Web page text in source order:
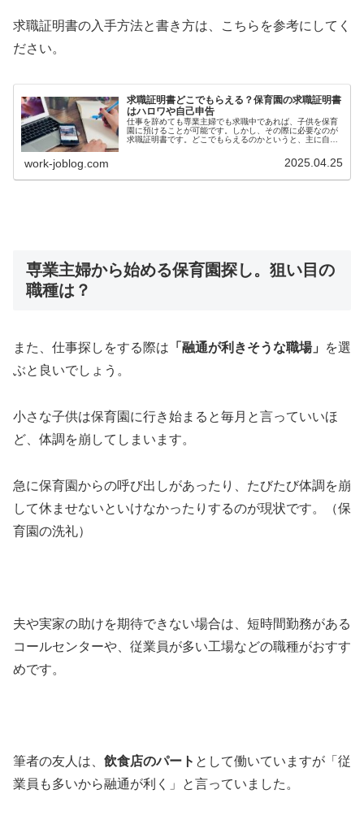
求職証明書の入手方法と書き方は、こちらを参考にしてく
ださい。
求職証明書どこでもらえる？保育園の求職証明書
はハロワや自己申告
仕事を辞めても専業主婦でも求職中であれば、子供を保育
園に預けることが可能です。しかし、その際に必要なのが
求職証明書です。どこでもらえるのかというと、主に自治
work-joblog.com 2025.04.25
専業主婦から始める保育園探し。狙い目の
職種は？
また、仕事探しをする際は 「融通が利きそうな職場」
を選
ぶと良いでしょう。
小さな子供は保育園に行き始まると毎月と言っていいほ
ど、体調を崩してしまいます。
急に保育園からの呼び出しがあったり、たびたび体調を崩
して休ませないといけなかったりするのが現状です。（保
育園の洗礼）
夫や実家の助けを期待できない場合は、短時間勤務がある
コールセンターや、従業員が多い工場などの職種がおすす
めです。
筆者の友人は、 飲食店のパート として働いていますが「従
業員も多いから融通が利く」と言っていました。